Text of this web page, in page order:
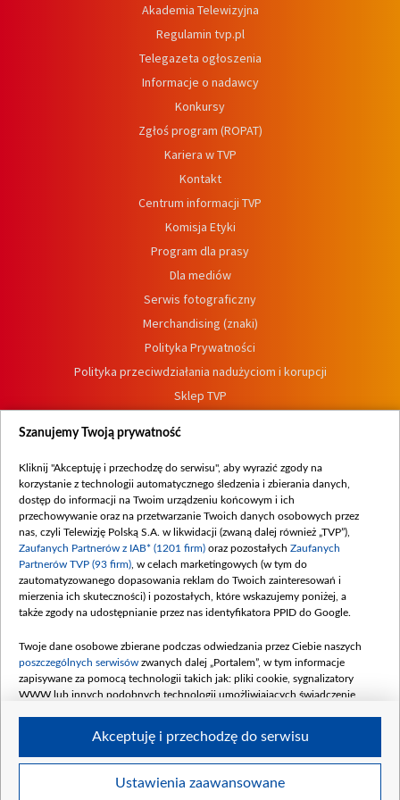
Akademia Telewizyjna
Regulamin tvp.pl
Telegazeta ogłoszenia
Informacje o nadawcy
Konkursy
Zgłoś program (ROPAT)
Kariera w TVP
Kontakt
Centrum informacji TVP
Komisja Etyki
Program dla prasy
Dla mediów
Serwis fotograficzny
Merchandising (znaki)
Polityka Prywatności
Polityka przeciwdziałania nadużyciom i korupcji
Sklep TVP
Oferta Handlowa
Dostępność
Moje zgody
Procedura zgłoszeń wewnętrznych
Szanujemy Twoją prywatność
Kliknij "Akceptuję i przechodzę do serwisu", aby wyrazić zgody na
korzystanie z technologii automatycznego śledzenia i zbierania danych,
dostęp do informacji na Twoim urządzeniu końcowym i ich
przechowywanie oraz na przetwarzanie Twoich danych osobowych przez
nas, czyli Telewizję Polską S.A. w likwidacji (zwaną dalej również „TVP”),
Zaufanych Partnerów z IAB* (1201 firm) oraz pozostałych Zaufanych
Partnerów TVP (93 firm) , w celach marketingowych (w tym do
zautomatyzowanego dopasowania reklam do Twoich zainteresowań i
mierzenia ich skuteczności) i pozostałych, które wskazujemy poniżej, a
także zgody na udostępnianie przez nas identyfikatora PPID do Google.
Twoje dane osobowe zbierane podczas odwiedzania przez Ciebie naszych
poszczególnych serwisów zwanych dalej „Portalem”, w tym informacje
zapisywane za pomocą technologii takich jak: pliki cookie, sygnalizatory
WWW lub innych podobnych technologii umożliwiających świadczenie
Twoje dane osobowe zbierane podczas odwiedzania przez Ciebie
Ustawienia zaawansowane
Akceptuję i przechodzę do serwisu